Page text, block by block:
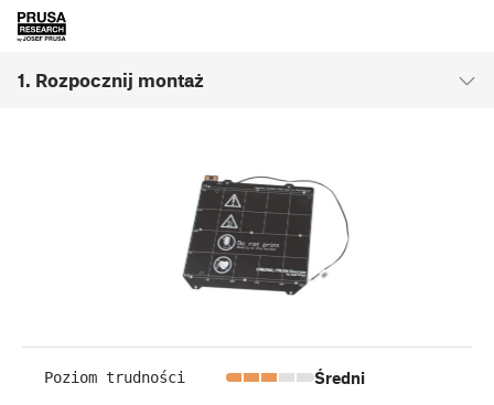
1. Rozpocznij montaż
Poziom trudności Średni